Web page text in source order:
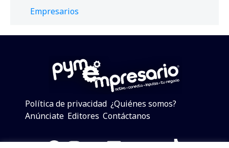
Empresarios
Política de privacidad ¿Quiénes somos?
Anúnciate Editores Contáctanos